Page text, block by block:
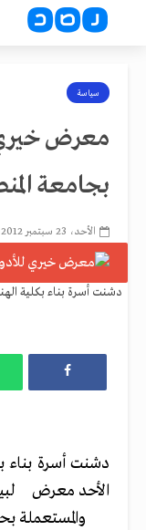
سياسة
معرض خيري
بجامعة
الأحد، 23 سبتمبر 2012، 10:38 م
دشنت أسرة بناء بكلية
دشنت أسرة بناء
الأحد معرض